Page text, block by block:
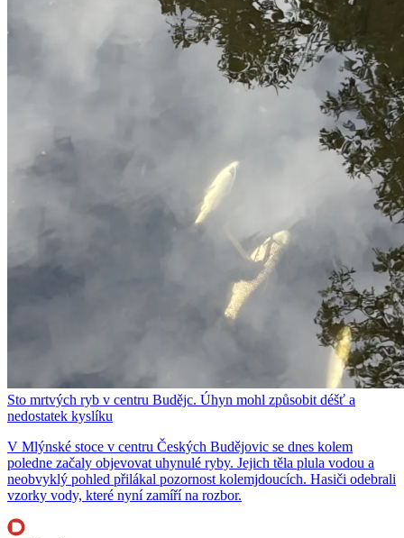
Sto mrtvých ryb v centru Budějc. Úhyn mohl způsobit déšť a
nedostatek kyslíku
V Mlýnské stoce v centru Českých Budějovic se dnes kolem
poledne začaly objevovat uhynulé ryby. Jejich těla plula vodou a
neobvyklý pohled přilákal pozornost kolemjdoucích. Hasiči odebrali
vzorky vody, které nyní zamíří na rozbor.